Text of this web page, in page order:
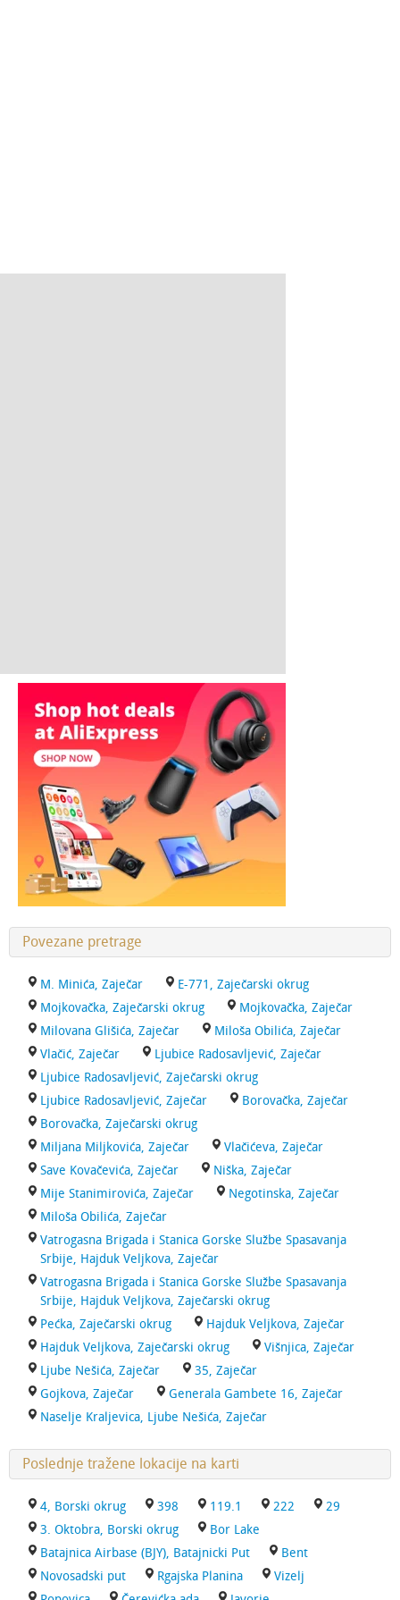
Povezane pretrage
M. Minića, Zaječar
E-771, Zaječarski okrug
Mojkovačka, Zaječarski okrug
Mojkovačka, Zaječar
Milovana Glišića, Zaječar
Miloša Obilića, Zaječar
Vlačić, Zaječar
Ljubice Radosavljević, Zaječar
Ljubice Radosavljević, Zaječarski okrug
Ljubice Radosavljević, Zaječar
Borovačka, Zaječar
Borovačka, Zaječarski okrug
Miljana Miljkovića, Zaječar
Vlačićeva, Zaječar
Save Kovačevića, Zaječar
Niška, Zaječar
Mije Stanimirovića, Zaječar
Negotinska, Zaječar
Miloša Obilića, Zaječar
Vatrogasna Brigada i Stanica Gorske Službe Spasavanja
Srbije, Hajduk Veljkova, Zaječar
Vatrogasna Brigada i Stanica Gorske Službe Spasavanja
Srbije, Hajduk Veljkova, Zaječarski okrug
Pećka, Zaječarski okrug
Hajduk Veljkova, Zaječar
Hajduk Veljkova, Zaječarski okrug
Višnjica, Zaječar
Ljube Nešića, Zaječar
35, Zaječar
Gojkova, Zaječar
Generala Gambete 16, Zaječar
Naselje Kraljevica, Ljube Nešića, Zaječar
Poslednje tražene lokacije na karti
4, Borski okrug 398 119.1 222
29
3. Oktobra, Borski okrug
Bor Lake
Batajnica Airbase (BJY), Batajnicki Put
Bent
Novosadski put
Rgajska Planina
Vizelj